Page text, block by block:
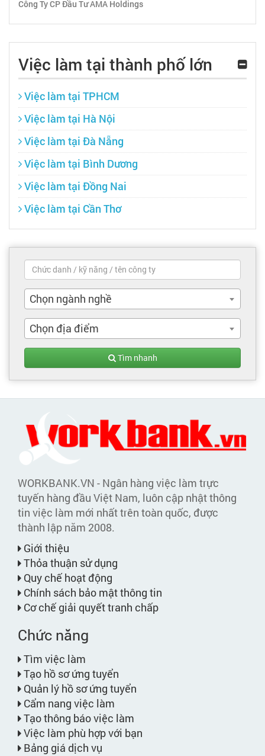
Công Ty CP Đầu Tư AMA Holdings
Việc làm tại thành phố lớn
Việc làm tại TPHCM
Việc làm tại Hà Nội
Việc làm tại Đà Nẵng
Việc làm tại Bình Dương
Việc làm tại Đồng Nai
Việc làm tại Cần Thơ
Chọn ngành nghề
Chọn địa điểm
Tìm nhanh
WORKBANK.VN - Ngân hàng việc làm trực
tuyến hàng đầu Việt Nam, luôn cập nhật thông
tin việc làm mới nhất trên toàn quốc, được
thành lập năm 2008.
Giới thiệu
Thỏa thuận sử dụng
Quy chế hoạt động
Chính sách bảo mật thông tin
Cơ chế giải quyết tranh chấp
Chức năng
Tìm việc làm
Tạo hồ sơ ứng tuyển
Quản lý hồ sơ ứng tuyển
Cẩm nang việc làm
Tạo thông báo việc làm
Việc làm phù hợp với bạn
Bảng giá dịch vụ